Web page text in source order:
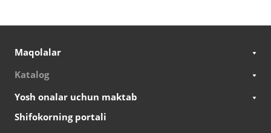
Maqolalar
Katalog
Yosh onalar uchun maktab
Shifokorning portali